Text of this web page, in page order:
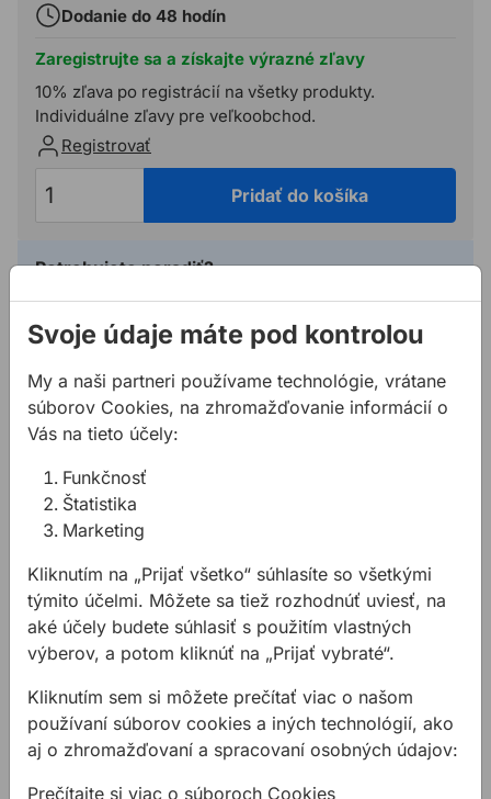
Dodanie do 48 hodín
Zaregistrujte sa a získajte výrazné zľavy
10% zľava po registrácií na všetky produkty.
Individuálne zľavy pre veľkoobchod.
Registrovať
Pridať do košíka
Potrebujete poradiť?
02 623 109 20
allmedia@allmedia.sk
Popis
Vlastnosti:
Stačí zatĺcť: rýchlo a jednoducho
plných a dierovaných tehál, betónu a pórobetónu
Poistka zabraňuje predčasnému roztiahnutiu
hmoždinky
Klinec s pílovým závitom
Rýchla a ekonomická inštalácia cez hmoždinku
Klinec sa dá v prípade potreby ľahko
odskrutkovať
Hmoždinka TOX Attack 8/140 sa dodáva v
praktickej kartónovej krabici s 50 hmoždinkami
Svoje údaje máte pod kontrolou
My a naši partneri používame technológie, vrátane
súborov Cookies, na zhromažďovanie informácií o
Vás na tieto účely:
Funkčnosť
Štatistika
Marketing
Kliknutím na „Prijať všetko“ súhlasíte so všetkými
týmito účelmi. Môžete sa tiež rozhodnúť uviesť, na
aké účely budete súhlasiť s použitím vlastných
výberov, a potom kliknúť na „Prijať vybraté“.
Kliknutím sem si môžete prečítať viac o našom
používaní súborov cookies a iných technológií, ako
aj o zhromažďovaní a spracovaní osobných údajov:
Prečítajte si viac o súboroch Cookies